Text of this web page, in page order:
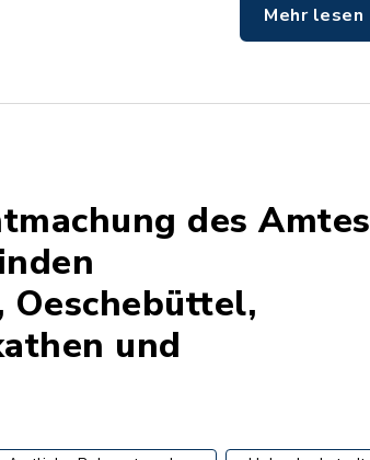
Mehr lesen
des Amtes
und